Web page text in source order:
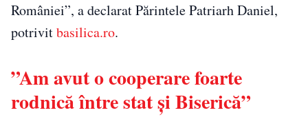
României”, a declarat Părintele Patriarh Daniel,
potrivitbasilica.ro.
”Am avut o cooperare foarte
rodnică între stat și Biserică”